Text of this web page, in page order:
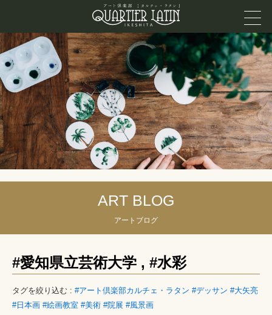
ART BLOG
アートブログ
#愛知県立芸術大学 , #水彩
タグを絞り込む : #アート倶楽部カルチェ・ラタン #デッサン #大矢亮
#日本画 #絵画教室 #美術 #院展 #風景画